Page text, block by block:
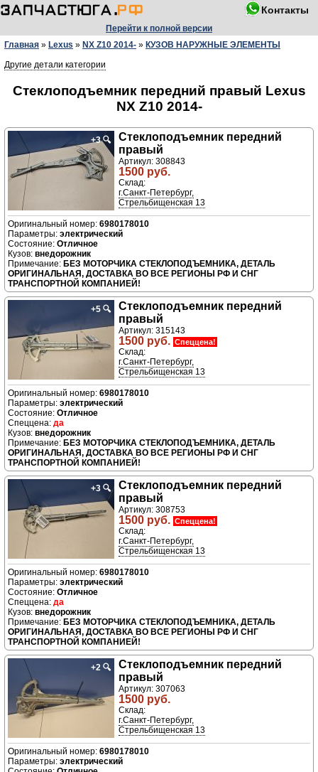
Контакты
Перейти к полной версии
Главная » Lexus » NX Z10 2014- » КУЗОВ НАРУЖНЫЕ ЭЛЕМЕНТЫ
Другие детали категории
Стеклоподъемник передний правый Lexus
NX Z10 2014-
+3🔍
Стеклоподъемник передний
правый
Артикул: 308843
1500 руб.
Склад:
г.Санкт-Петербург,
Стрельбищенская 13
6980178010
электрический
Отличное
внедорожник
БЕЗ МОТОРЧИКА СТЕКЛОПОДЪЕМНИКА, ДЕТАЛЬ
ОРИГИНАЛЬНАЯ, ДОСТАВКА ВО ВСЕ РЕГИОНЫ РФ И СНГ
ТРАНСПОРТНОЙ КОМПАНИЕЙ!
+5 🔍
Стеклоподъемник передний
правый
Артикул: 315143
1500 руб. Спеццена!
Склад:
г.Санкт-Петербург,
Стрельбищенская 13
6980178010
электрический
Отличное
да
внедорожник
БЕЗ МОТОРЧИКА СТЕКЛОПОДЪЕМНИКА, ДЕТАЛЬ
ОРИГИНАЛЬНАЯ, ДОСТАВКА ВО ВСЕ РЕГИОНЫ РФ И СНГ
ТРАНСПОРТНОЙ КОМПАНИЕЙ!
+3 🔍
Стеклоподъемник передний
правый
Артикул: 308753
1500 руб. Спеццена!
Склад:
г.Санкт-Петербург,
Стрельбищенская 13
6980178010
электрический
Отличное
да
внедорожник
БЕЗ МОТОРЧИКА СТЕКЛОПОДЪЕМНИКА, ДЕТАЛЬ
ОРИГИНАЛЬНАЯ, ДОСТАВКА ВО ВСЕ РЕГИОНЫ РФ И СНГ
ТРАНСПОРТНОЙ КОМПАНИЕЙ!
+2 🔍
Стеклоподъемник передний
правый
Артикул: 307063
1500 руб.
Склад:
г.Санкт-Петербург,
Стрельбищенская 13
6980178010
электрический